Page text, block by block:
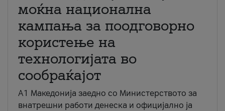
моќна национална
кампања за поодговорно
користење на
технологијата во
сообраќајот
A1 Македонија заедно со Министерството за
внатрешни работи денеска и официјално ја